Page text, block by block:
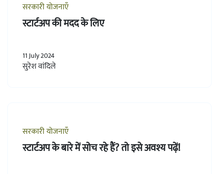
सरकारी योजनाएँ
स्टार्टअप की मदद के लिए
11 July 2024
सुरेश वांदिले
सरकारी योजनाएँ
स्टार्टअप के बारे में सोच रहे हैं? तो इसे अवश्य पढ़ें!